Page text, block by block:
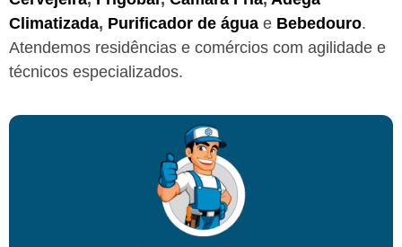
Climatizada, Purificador de água e Bebedouro.
Atendemos residências e comércios com agilidade e
técnicos especializados.